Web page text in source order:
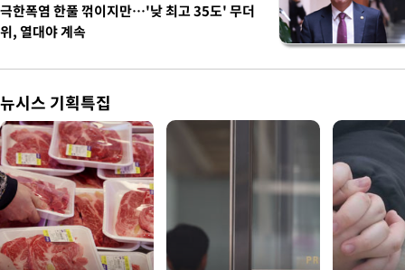
극한폭염 한풀 꺾이지만…'낮 최고 35도' 무더
위, 열대야 계속
뉴시스 기획특집